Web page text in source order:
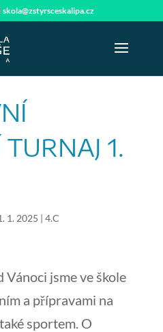
skola@zstyrsceskalipa.cz
1.
1. 2025 | 4.C
Vánoci jsme ve škole
a přípravami na
sportem. O